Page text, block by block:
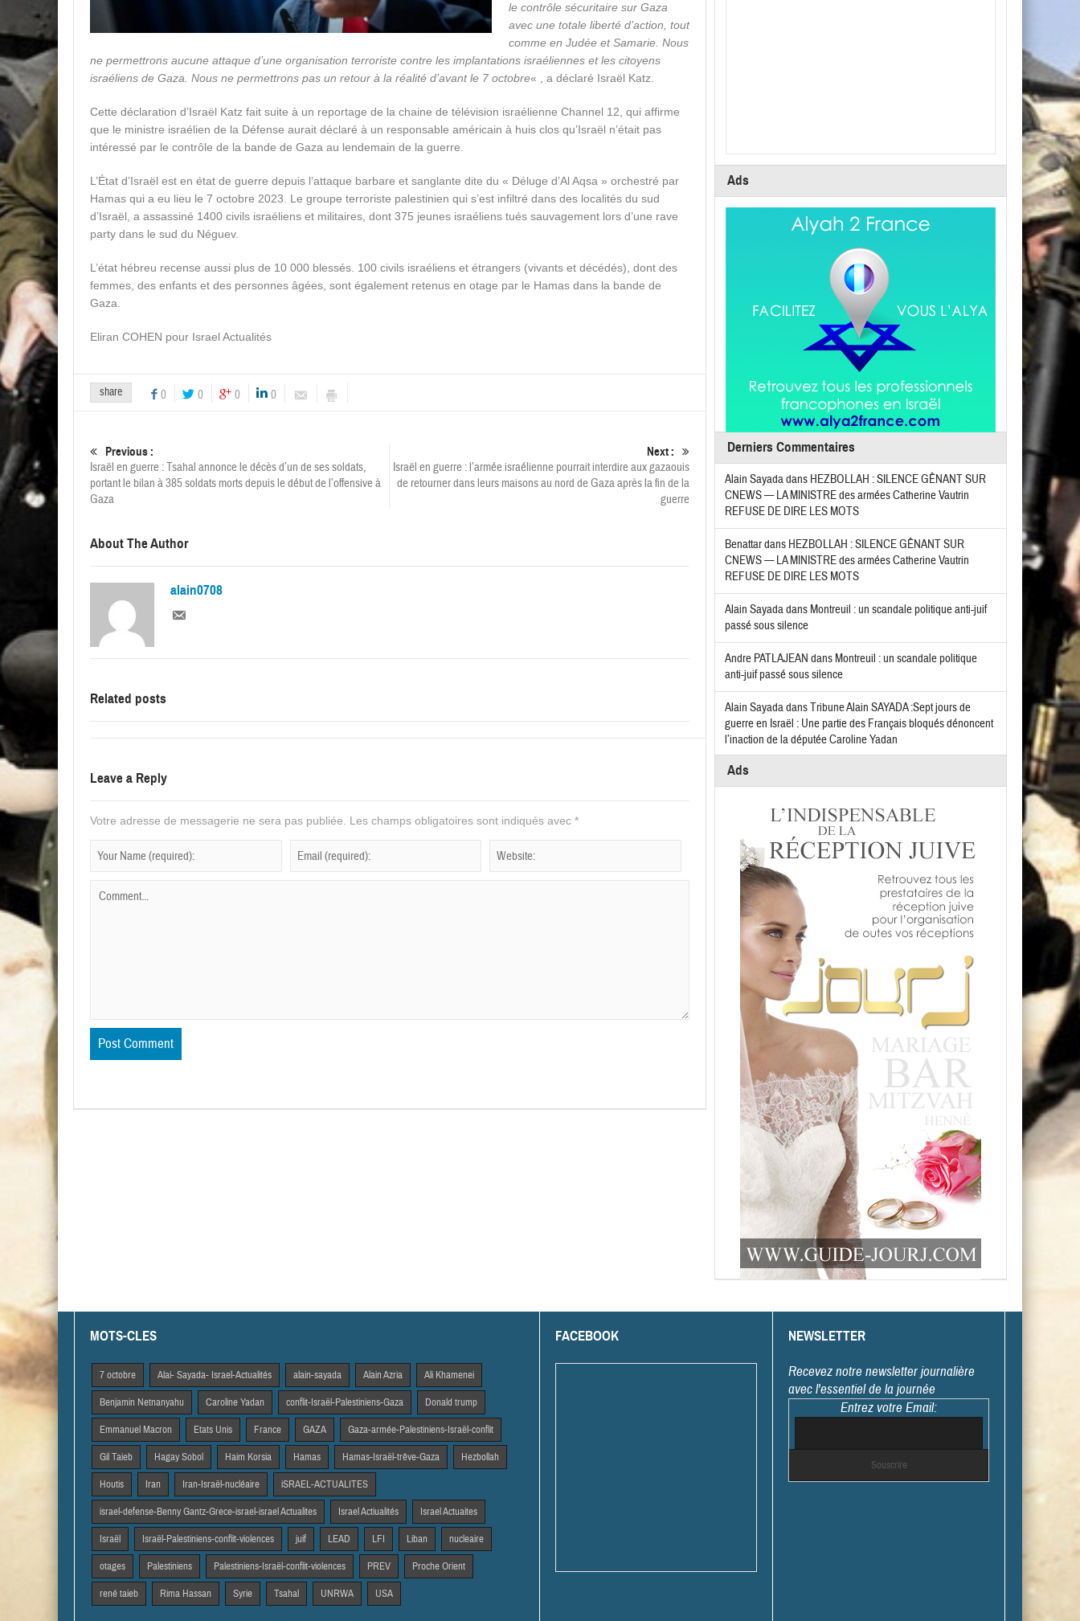
le contrôle sécuritaire sur Gaza
avec une totale liberté d’action, tout
comme en Judée et Samarie. Nous
ne permettrons aucune attaque d’une organisation terroriste contre les implantations israéliennes et les citoyens
israéliens de Gaza. Nous ne permettrons pas un retour à la réalité d’avant le 7 octobre« , a déclaré Israël Katz.
Cette déclaration d’Israël Katz fait suite à un reportage de la chaine de télévision israélienne Channel 12, qui affirme
que le ministre israélien de la Défense aurait déclaré à un responsable américain à huis clos qu’Israël n’était pas
intéressé par le contrôle de la bande de Gaza au lendemain de la guerre.
L’État d’Israël est en état de guerre depuis l’attaque barbare et sanglante dite du « Déluge d’Al Aqsa » orchestré par
Hamas qui a eu lieu le 7 octobre 2023. Le groupe terroriste palestinien qui s’est infiltré dans des localités du sud
d’Israël, a assassiné 1400 civils israéliens et militaires, dont 375 jeunes israéliens tués sauvagement lors d’une rave
party dans le sud du Néguev.
L’état hébreu recense aussi plus de 10 000 blessés. 100 civils israéliens et étrangers (vivants et décédés), dont des
femmes, des enfants et des personnes âgées, sont également retenus en otage par le Hamas dans la bande de
Gaza.
Eliran COHEN pour Israel Actualités
share 0 0 0 0
Previous :
Israël en guerre : Tsahal annonce le décès d’un de ses soldats,
portant le bilan à 385 soldats morts depuis le début de l’offensive à
Gaza
Next :
Israël en guerre : l’armée israélienne pourrait interdire aux gazaouis
de retourner dans leurs maisons au nord de Gaza après la fin de la
guerre
About The Author
alain0708
Related posts
Leave a Reply
Votre adresse de messagerie ne sera pas publiée. Les champs obligatoires sont indiqués avec *
Ads
Derniers Commentaires
Alain Sayadadans HEZBOLLAH : SILENCE GÊNANT SUR
CNEWS — LA MINISTRE des armées Catherine Vautrin
REFUSE DE DIRE LES MOTS
Benattardans HEZBOLLAH : SILENCE GÊNANT SUR
CNEWS — LA MINISTRE des armées Catherine Vautrin
REFUSE DE DIRE LES MOTS
Alain Sayadadans Montreuil : un scandale politique anti-juif
passé sous silence
Andre PATLAJEAN dans Montreuil : un scandale politique
anti-juif passé sous silence
Alain SayadadansTribune Alain SAYADA :Sept jours de
guerre en Israël : Une partie des Français bloqués dénoncent
l’inaction de la députée Caroline Yadan
Ads
MOTS-CLES
7 octobre Alai- Sayada- Israel-Actualités alain-sayada Alain Azria Ali Khamenei
Benjamin Netnanyahu Caroline Yadan conflit-Israël-Palestiniens-Gaza Donald trump
Emmanuel Macron Etats Unis France GAZA Gaza-armée-Palestiniens-Israël-conflit
Gil Taieb Hagay Sobol Haim Korsia Hamas Hamas-Israël-trêve-Gaza Hezbollah
Houtis Iran Iran-Israël-nucléaire iSRAEL-ACTUALITES
israel-defense-Benny Gantz-Grece-israel-israel Actualites Israel Actiualités Israel Actuaites
Israël Israël-Palestiniens-conflit-violences juif LEAD LFI Liban nucleaire
otages Palestiniens Palestiniens-Israël-conflit-violences PREV Proche Orient
rené taieb Rima Hassan Syrie Tsahal UNRWA USA
FACEBOOK NEWSLETTER
Recevez notre newsletter journalière
avec l'essentiel de la journée
Entrez votre Email: